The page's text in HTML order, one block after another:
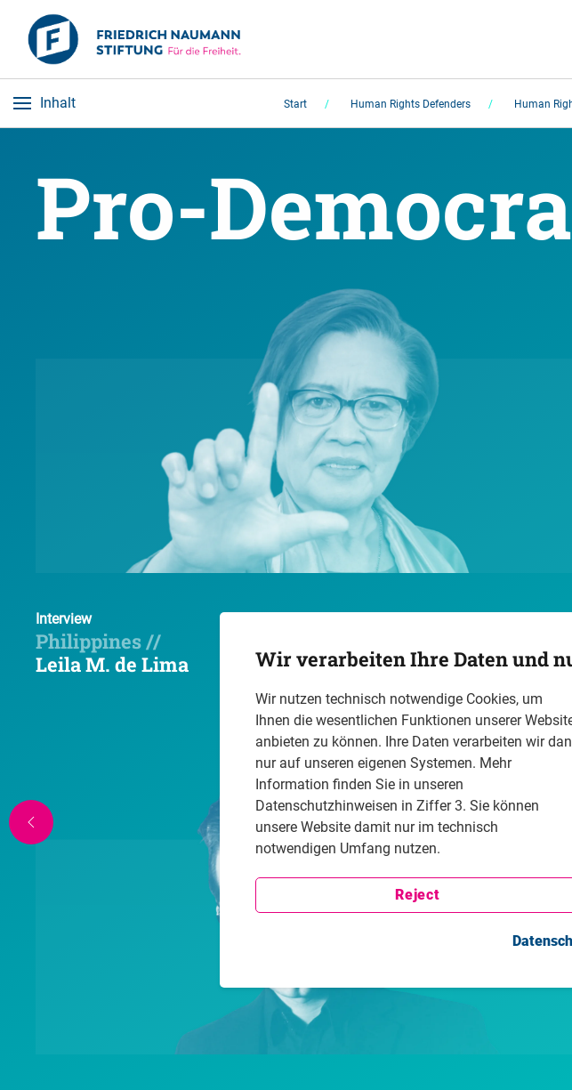
Inhalt Start Human Rights Defenders Human
Pro-
Interview
Philippines //
Leila M. de Lima
Wir verarbeiten Ihre Daten und
Wir nutzen technisch notwendige Cookies, um
Ihnen die wesentlichen Funktionen unserer
anbieten zu können. Ihre Daten verarbeiten wir
nur auf unseren eigenen Systemen. Mehr
Information finden Sie in unseren
Datenschutzhinweisen in Ziffer 3. Sie können
unsere Website damit nur im technisch
notwendigen Umfang nutzen.
Reject